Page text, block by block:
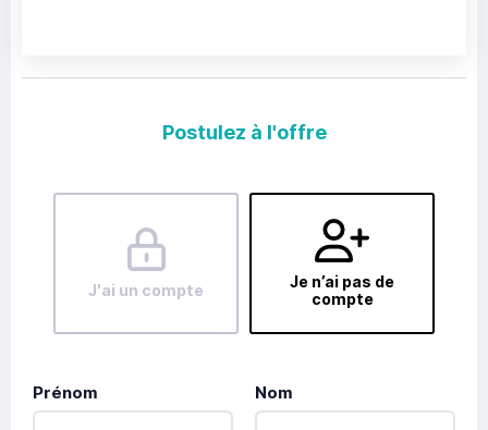
Postulez à l'offre
J'ai un compte
Je n’ai pas de
compte
Prénom Nom